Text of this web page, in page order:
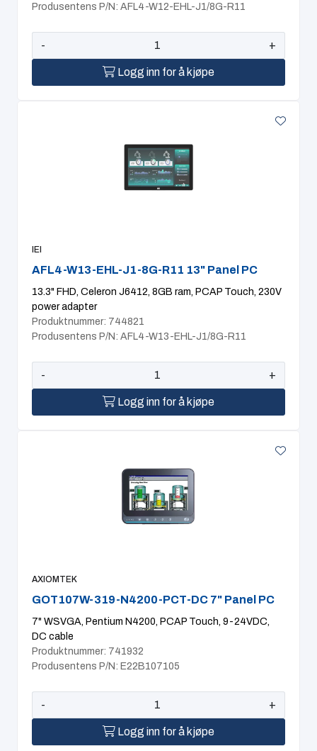
Produsentens P/N: AFL4-W12-EHL-J1/8G-R11
- +
Logg inn for å kjøpe
IEI
AFL4-W13-EHL-J1-8G-R11 13" Panel PC
13.3" FHD, Celeron J6412, 8GB ram, PCAP Touch, 230V
power adapter
Produktnummer: 744821
Produsentens P/N: AFL4-W13-EHL-J1/8G-R11
- +
Logg inn for å kjøpe
AXIOMTEK
GOT107W-319-N4200-PCT-DC 7" Panel PC
7" WSVGA, Pentium N4200, PCAP Touch, 9-24VDC,
DC cable
Produktnummer: 741932
Produsentens P/N: E22B107105
- +
Logg inn for å kjøpe